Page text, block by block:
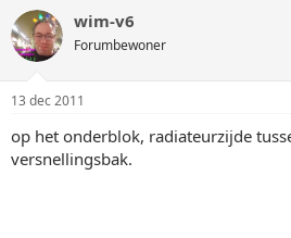
wim-v6
Forumbewoner
13 dec 2011
op het onderblok, radiateurzijde
versnellingsbak.